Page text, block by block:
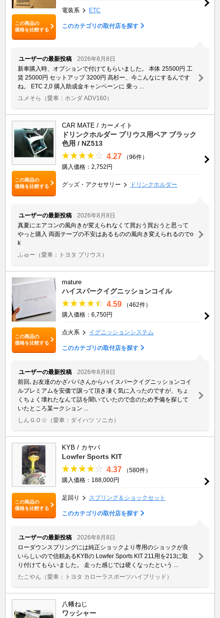
この商品の
価格を比較する
電装系 ETC
このカテゴリの取付店を探す
ユーザーの最新投稿
2026年8月8日
新車購入時、オプションで付けてもらいました。 本体 25500円 工
賃 25000円 セットアップ 3200円 高杉ー、今こんなにするんです
ね。 ETC 2,0 購入助成金キャンペーンに 乗っ ...
ユメそら
（愛車：ホンダ ADV160）
この商品の
価格を比較する
CAR MATE / カーメイト
ドリンクホルダー プリウス用ペア ブラック
色用 / NZ513
4.27
（96件）
購入価格：2,752円
グッズ・アクセサリー ドリンクホルダー
ユーザーの最新投稿
2026年8月8日
真夏にエアコンの風向きが変えられなくて買おう買おうと思って
やっと購入 両面テープの不安はあるものの風向き変えられるのでo
k
ふゅー （愛車：トヨタ プリウス）
この商品の
価格を比較する
mature
ハイスパークイグニッションコイル
4.59
（462件）
購入価格：6,750円
点火系 イグニッションシステム
このカテゴリの取付店を探す
ユーザーの最新投稿
2026年8月8日
前回､お友達のかざパパさんからハイスパークイグニッションコイ
ルプレミアムを安価で譲って頂き凄く気に入ったのですが、ちょ
くちょく壊れたなんて話を聞いていたので念のため予備を探して
いたところ某ークション ...
しんＧＯ☆ （愛車：ダイハツ ソニカ）
この商品の
価格を比較する
KYB / カヤバ
Lowfer Sports KIT
4.37
（580件）
購入価格：188,000円
足回り スプリング＆ショックセット
このカテゴリの取付店を探す
ユーザーの最新投稿
2026年8月8日
ローダウンスプリングには純正ショックより専用のショックが良
いらしいので信頼あるKYBの Lowfer Sports KIT 211用を213に取
り付けてもらいました。 走った感じでは硬くなったという ...
たこやん （愛車：トヨタ カローラスポーツハイブリッド）
八幡ねじ
ワッシャー